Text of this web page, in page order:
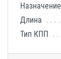
Назначение
Длина
Тип КПП